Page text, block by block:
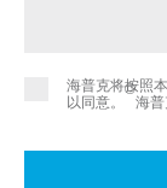
海普克将按照
以同意。
©
海普